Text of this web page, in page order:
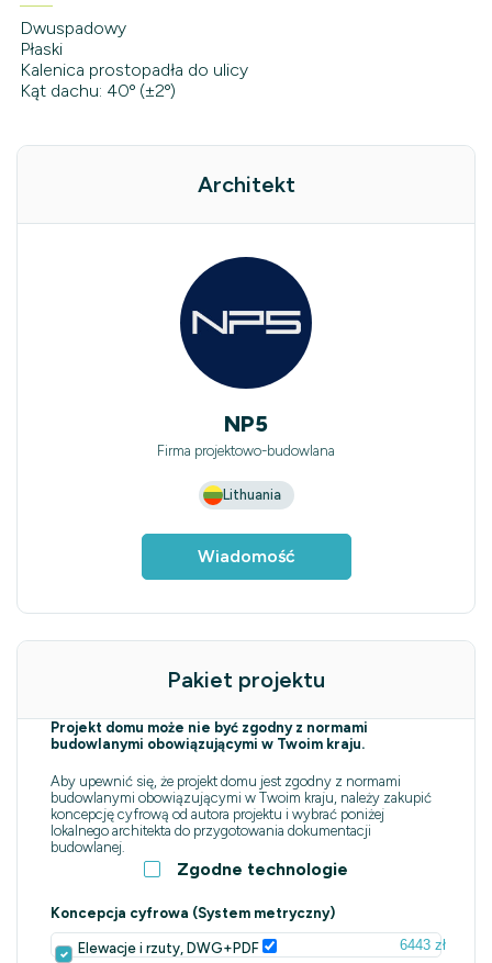
Dwuspadowy
Płaski
Kalenica prostopadła do ulicy
Kąt dachu: 40º (±2º)
Architekt
NP5
Firma projektowo-budowlana
Lithuania
Wiadomość
Pakiet projektu
Projekt domu może nie być zgodny z normami
budowlanymi obowiązującymi w Twoim kraju.
Aby upewnić się, że projekt domu jest zgodny z normami
budowlanymi obowiązującymi w Twoim kraju, należy zakupić
koncepcję cyfrową od autora projektu i wybrać poniżej
lokalnego architekta do przygotowania dokumentacji
budowlanej.
Zgodne technologie
Koncepcja cyfrowa (System metryczny)
Elewacje i rzuty, DWG+PDF 6443 zł